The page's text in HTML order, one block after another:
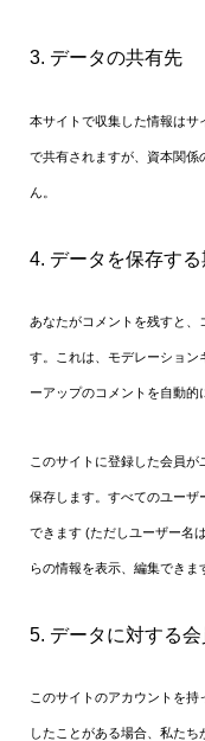
3. データの共有先
本サイトで収集した情報はサ
で共有されますが、資本関係
ん。
4. データを保存する
あなたがコメントを残すと、
す。これは、モデレーション
ーアップのコメントを自動的
このサイトに登録した会員
保存します。すべてのユーザ
できます (ただしユーザー名
らの情報を表示、編集できま
5. データに対する会
このサイトのアカウントを
したことがある場合、私た